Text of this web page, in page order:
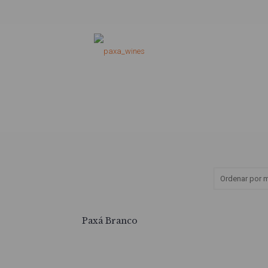
Paxá Branco